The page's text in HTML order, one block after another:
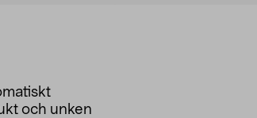
och unken